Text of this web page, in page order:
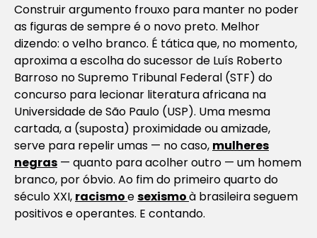
Construir argumento frouxo para manter no poder
as figuras de sempre é o novo preto. Melhor
dizendo: o velho branco. É tática que, no momento,
aproxima a escolha do sucessor de Luís Roberto
Barroso no Supremo Tribunal Federal (STF) do
concurso para lecionar literatura africana na
Universidade de São Paulo (USP). Uma mesma
cartada, a (suposta) proximidade ou amizade,
serve para repelir umas — no caso, mulheres
negras — quanto para acolher outro — um homem
branco, por óbvio. Ao fim do primeiro quarto do
século XXI, racismoesexismoà brasileira seguem
positivos e operantes. E contando.